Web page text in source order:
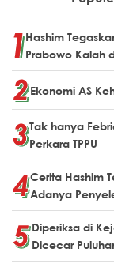
Hashim
Prabowo Kalah
Ekonomi AS
Tak hanya
Perkara TPPU
Cerita Hashim
Adanya
Diperiksa di
Dicecar